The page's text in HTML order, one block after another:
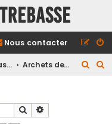
Nous contacter
Contrebasse Archets de Contrebasse
Rechercher